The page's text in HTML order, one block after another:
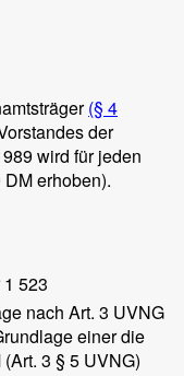
(§ 4
der
wird für jeden
erhoben).
523
nach Art. 3 UVNG
einer die
3 § 5 UVNG)